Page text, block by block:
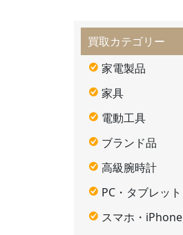
買取カテゴリー
家電製品
家具
電動工具
ブランド品
高級腕時計
PC・タブレット
スマホ・iPhone